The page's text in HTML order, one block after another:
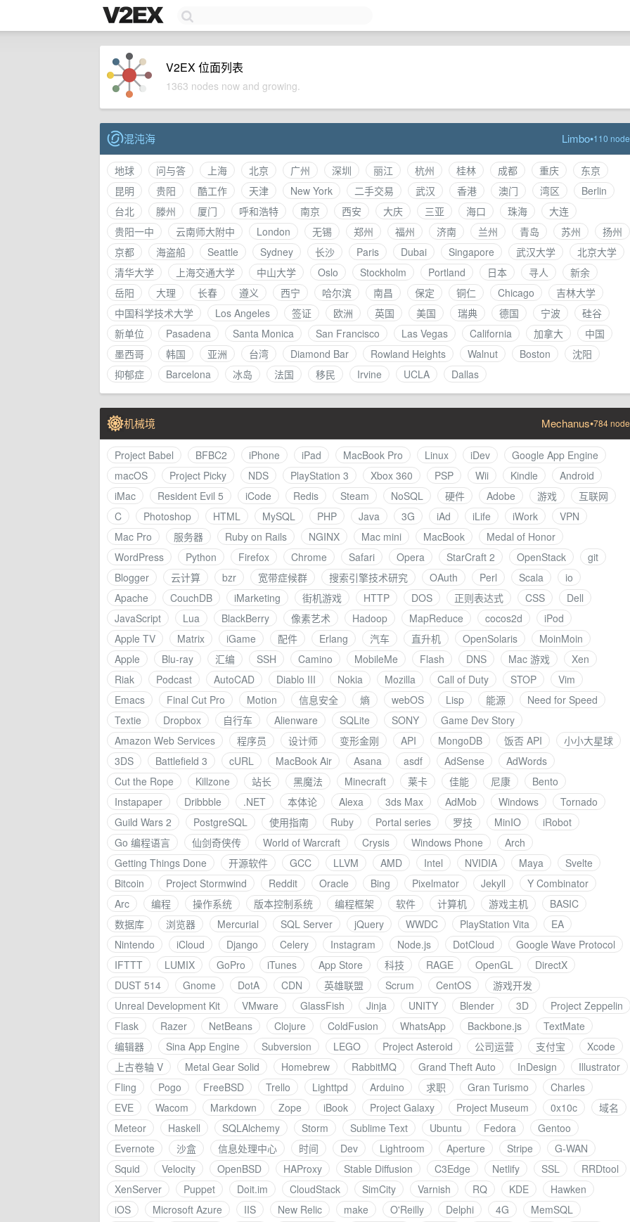
V2EX 位面列表
1363 nodes now and growing.
混沌海 Limbo•110
地球 问与答 上海 北京 广州 深圳 丽江 杭州 桂林 成都 重庆
东京
昆明
贵阳 酷工作 天津 New York 二手交易 武汉 香港 澳门 湾区
Berlin
台北
滕州 厦门 呼和浩特 南京 西安 大庆 三亚 海口 珠海
大连
贵阳一中
云南师大附中 London 无锡 郑州 福州 济南 兰州 青岛 苏州
扬州
京都
海盗船 Seattle Sydney 长沙 Paris Dubai Singapore 武汉大学
北京大学
清华大学
上海交通大学 中山大学 Oslo Stockholm Portland 日本 寻人
新余
岳阳
大理 长春 遵义 西宁 哈尔滨 南昌 保定 铜仁 Chicago
吉林大学
中国科学技术大学
Los Angeles 签证 欧洲 英国 美国 瑞典 德国 宁波
硅谷
新单位
Pasadena Santa Monica San Francisco Las Vegas California 加拿大
中国
墨西哥
韩国 亚洲 台湾 Diamond Bar Rowland Heights Walnut Boston
沈阳
抑郁症
Barcelona 冰岛 法国 移民 Irvine UCLA Dallas
机械境 Mechanus•784
Project Babel BFBC2 iPhone iPad MacBook Pro Linux iDev
Google App Engine
macOS
Project Picky NDS PlayStation 3 Xbox 360 PSP Wii Kindle
Android
iMac
Resident Evil 5 iCode Redis Steam NoSQL 硬件 Adobe 游戏
互联网
C
Photoshop HTML MySQL PHP Java 3G iAd iLife iWork
VPN
Mac Pro
服务器 Ruby on Rails NGINX Mac mini MacBook
Medal of Honor
WordPress
Python Firefox Chrome Safari Opera StarCraft 2 OpenStack
git
Blogger
云计算 bzr 宽带症候群 搜索引擎技术研究 OAuth Perl Scala
io
Apache
CouchDB iMarketing 街机游戏 HTTP DOS 正则表达式 CSS
Dell
JavaScript
Lua BlackBerry 像素艺术 Hadoop MapReduce cocos2d
iPod
Apple TV
Matrix iGame 配件 Erlang 汽车 直升机 OpenSolaris
MoinMoin
Apple
Blu-ray 汇编 SSH Camino MobileMe Flash DNS Mac 游戏
Xen
Riak
Podcast AutoCAD Diablo III Nokia Mozilla Call of Duty STOP
Vim
Emacs
Final Cut Pro Motion 信息安全 熵 webOS Lisp 能源
Need for Speed
Textie
Dropbox 自行车 Alienware SQLite SONY
Game Dev Story
Amazon Web Services
程序员 设计师 变形金刚 API MongoDB 饭否 API
小小大星球
3DS
Battlefield 3 cURL MacBook Air Asana asdf AdSense
AdWords
Cut the Rope
Killzone 站长 黑魔法 Minecraft 莱卡 佳能 尼康
Bento
Instapaper
Dribbble .NET 本体论 Alexa 3ds Max AdMob Windows
Tornado
Guild Wars 2
PostgreSQL 使用指南 Ruby Portal series 罗技 MinIO
iRobot
Go 编程语言
仙剑奇侠传 World of Warcraft Crysis Windows Phone
Arch
Getting Things Done
开源软件 GCC LLVM AMD Intel NVIDIA Maya
Svelte
Bitcoin
Project Stormwind Reddit Oracle Bing Pixelmator Jekyll
Y Combinator
Arc
编程 操作系统 版本控制系统 编程框架 软件 计算机 游戏主机
BASIC
数据库
浏览器 Mercurial SQL Server jQuery WWDC PlayStation Vita
EA
Nintendo
iCloud Django Celery Instagram Node.js DotCloud
Google Wave Protocol
IFTTT
LUMIX GoPro iTunes App Store 科技 RAGE OpenGL
DirectX
DUST 514
Gnome DotA CDN 英雄联盟 Scrum CentOS
游戏开发
Unreal Development Kit
VMware GlassFish Jinja UNITY Blender 3D
Project Zeppelin
Flask
Razer NetBeans Clojure ColdFusion WhatsApp Backbone.js
TextMate
编辑器
Sina App Engine Subversion LEGO Project Asteroid 公司运营 支付宝
Xcode
上古卷轴 V
Metal Gear Solid Homebrew RabbitMQ Grand Theft Auto InDesign
Illustrator
Fling
Pogo FreeBSD Trello Lighttpd Arduino 求职 Gran Turismo
Charles
EVE
Wacom Markdown Zope iBook Project Galaxy Project Museum 0x10c
域名
Meteor
Haskell SQLAlchemy Storm Sublime Text Ubuntu Fedora
Gentoo
Evernote
沙盒 信息处理中心 时间 Dev Lightroom Aperture Stripe
G-WAN
Squid
Velocity OpenBSD HAProxy Stable Diffusion C3Edge Netlify SSL
RRDtool
XenServer
Puppet Doit.im CloudStack SimCity Varnish RQ KDE
Hawken
iOS
Microsoft Azure IIS New Relic make O'Reilly Delphi 4G
MemSQL